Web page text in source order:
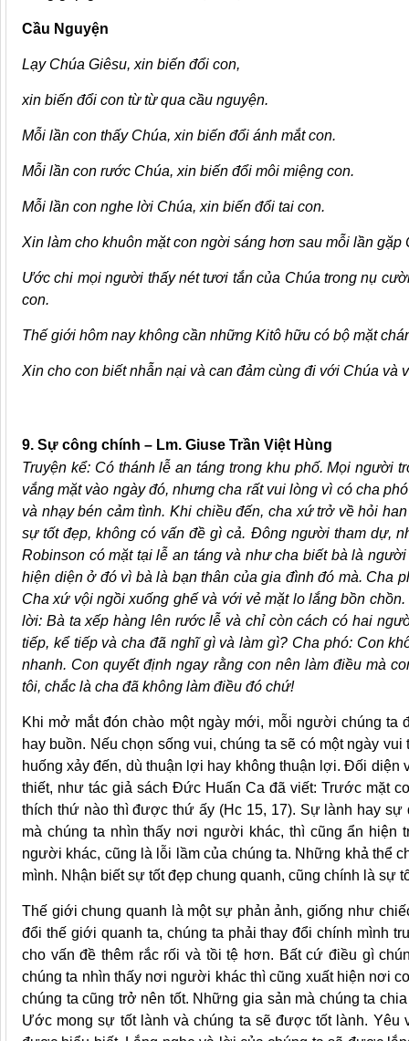
Cầu Nguyện
Lạy Chúa Giêsu, xin biến đổi con,
xin biến đổi con từ từ qua cầu nguyện.
Mỗi lần con thấy Chúa, xin biến đổi ánh mắt con.
Mỗi lần con rước Chúa, xin biến đổi môi miệng con.
Mỗi lần con nghe lời Chúa, xin biến đổi tai con.
Xin làm cho khuôn mặt con ngời sáng hơn sau mỗi lần gặp
Ước chi mọi người thấy nét tươi tắn của Chúa trong nụ
con.
Thế giới hôm nay không cần những Kitô hữu có bộ mặt
Xin cho con biết nhẫn nại và can đảm cùng đi với Chúa
9. Sự công chính – Lm. Giuse Trần Việt Hùng
Truyện kể: Có thánh lễ an táng trong khu phố. Mọi người
vắng mặt vào ngày đó, nhưng cha rất vui lòng vì có cha
và nhạy bén cảm tình. Khi chiều đến, cha xứ trở về hỏi
sự tốt đẹp, không có vấn đề gì cả. Đông người tham dự,
Robinson có mặt tại lễ an táng và như cha biết bà là
hiện diện ở đó vì bà là bạn thân của gia đình đó mà. Cha
Cha xứ vội ngồi xuống ghế và với vẻ mặt lo lắng bồn
lời: Bà ta xếp hàng lên rước lễ và chỉ còn cách có hai
tiếp, kể tiếp và cha đã nghĩ gì và làm gì? Cha phó: Con
nhanh. Con quyết định ngay rằng con nên làm điều mà
tôi, chắc là cha đã không làm điều đó chứ!
Khi mở mắt đón chào một ngày mới, mỗi người chúng ta
hay buồn. Nếu chọn sống vui, chúng ta sẽ có một ngày
huống xảy đến, dù thuận lợi hay không thuận lợi. Đối
thiết, như tác giả sách Đức Huấn Ca đã viết: Trước mặt
thích thứ nào thì được thứ ấy (Hc 15, 17). Sự lành hay
mà chúng ta nhìn thấy nơi người khác, thì cũng ẩn hiện
người khác, cũng là lỗi lầm của chúng ta. Những khả thể
mình. Nhận biết sự tốt đẹp chung quanh, cũng chính là sự
Thế giới chung quanh là một sự phản ảnh, giống như
đổi thế giới quanh ta, chúng ta phải thay đổi chính mình
cho vấn đề thêm rắc rối và tồi tệ hơn. Bất cứ điều gì
chúng ta nhìn thấy nơi người khác thì cũng xuất hiện nơi
chúng ta cũng trở nên tốt. Những gia sản mà chúng ta
Ước mong sự tốt lành và chúng ta sẽ được tốt lành.